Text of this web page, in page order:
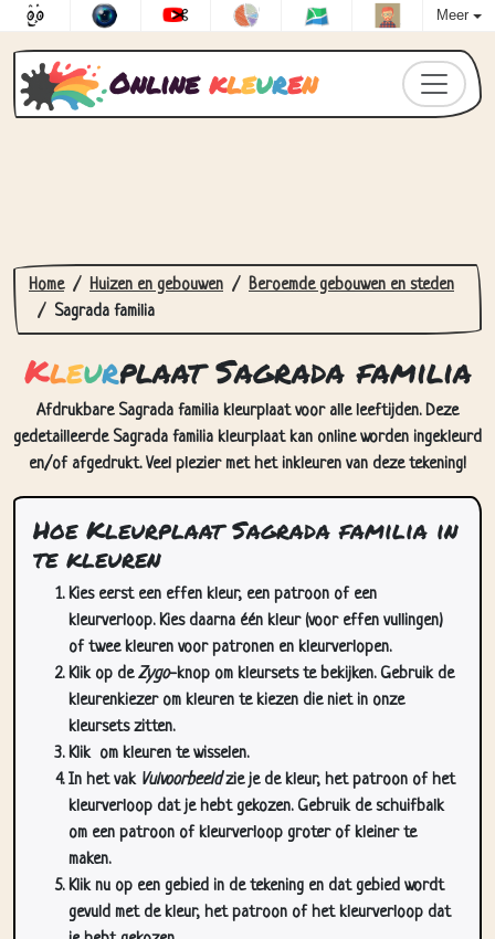
Meer
Online kleuren
Home Huizen en gebouwen
Beroemde gebouwen en steden
Sagrada familia
Kleurplaat Sagrada familia
Afdrukbare Sagrada familia kleurplaat voor alle leeftijden. Deze
gedetailleerde Sagrada familia kleurplaat kan online worden ingekleurd
en/of afgedrukt. Veel plezier met het inkleuren van deze tekening!
Hoe Kleurplaat Sagrada familia in
te kleuren
Kies eerst een effen kleur, een patroon of een
kleurverloop. Kies daarna één kleur (voor effen vullingen)
of twee kleuren voor patronen en kleurverlopen.
Klik op deZygo-knop om kleursets te bekijken. Gebruik de
kleurenkiezer om kleuren te kiezen die niet in onze
kleursets zitten.
Klik om kleuren te wisselen.
In het vak Vulvoorbeeldzie je de kleur, het patroon of het
kleurverloop dat je hebt gekozen. Gebruik de schuifbalk
om een patroon of kleurverloop groter of kleiner te
maken.
Klik nu op een gebied in de tekening en dat gebied wordt
gevuld met de kleur, het patroon of het kleurverloop dat